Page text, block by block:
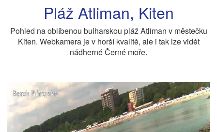
Pláž Atliman, Kiten
Pohled na oblíbenou bulharskou pláž Atliman v městečku
Kiten. Webkamera je v horší kvalitě, ale i tak lze vidět
nádherné Černé moře.